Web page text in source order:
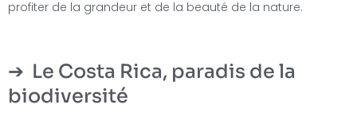
profiter de la grandeur et de la beauté de la nature.
Le Costa Rica, paradis de la
biodiversité